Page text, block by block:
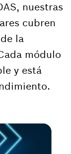
nuestras
cubren
la
módulo
y está